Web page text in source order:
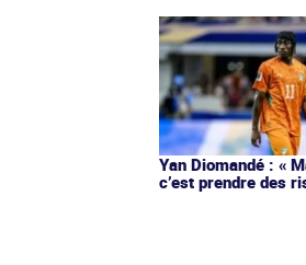
Yan Diomandé : «
c’est prendre des